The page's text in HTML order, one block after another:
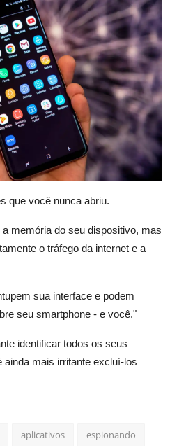
que você nunca abriu.
memória do seu dispositivo, mas
o tráfego da internet e a
sua interface e podem
seu smartphone - e você."
identificar todos os seus
ainda mais irritante excluí-los
aplicativos espionando